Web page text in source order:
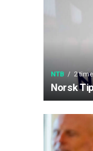
NTB 2
Norsk